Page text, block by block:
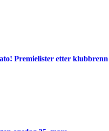
Premielister etter klubbrenn